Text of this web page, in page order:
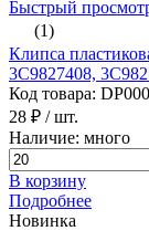
Быстрый
(1)
Клипса
3C9827408,
Код товара:
28 ₽ / шт.
Наличие: много
В корзину
Подробнее
Новинка